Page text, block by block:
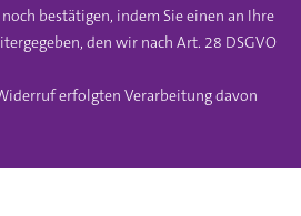
bestätigen, indem Sie einen an Ihre
den wir nach Art. 28 DSGVO
erfolgten Verarbeitung davon